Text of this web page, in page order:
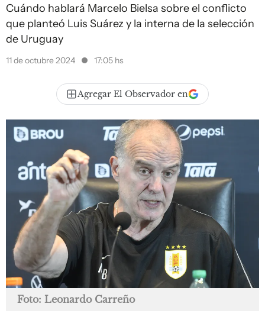
Cuándo hablará Marcelo Bielsa sobre el conflicto
que planteó Luis Suárez y la interna de la selección
de Uruguay
11 de octubre 2024 17:05 hs
Agregar El Observador en
Foto: Leonardo Carreño